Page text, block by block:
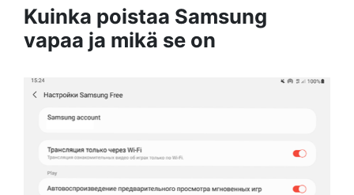
Kuinka poistaa Samsung
vapaa ja mikä se on